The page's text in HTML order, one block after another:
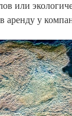
или
аренду у